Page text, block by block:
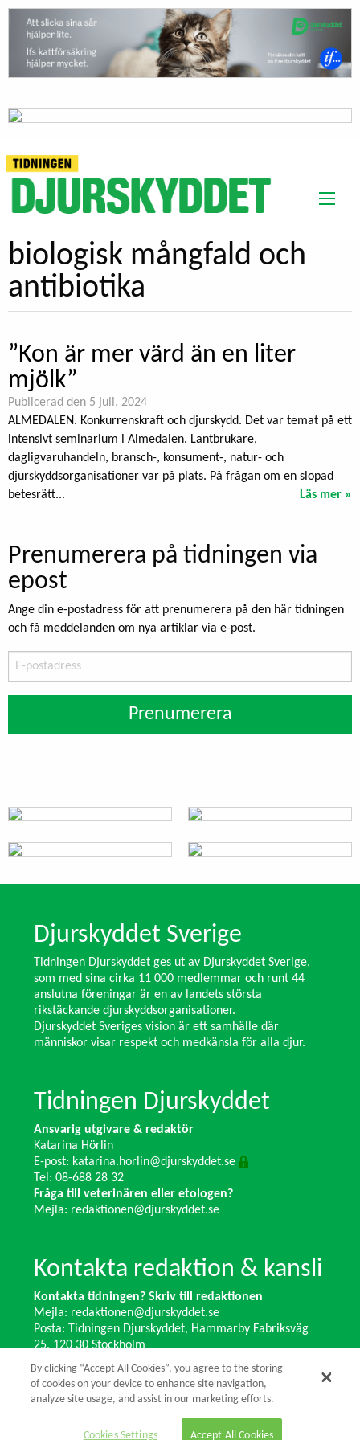
biologisk mångfald och
antibiotika
”Kon är mer värd än en liter
mjölk”
Publicerad den 5 juli, 2024
ALMEDALEN. Konkurrenskraft och djurskydd. Det var temat på ett
intensivt seminarium i Almedalen. Lantbrukare,
dagligvaruhandeln, bransch-, konsument-, natur- och
djurskyddsorganisationer var på plats. På frågan om en slopad
betesrätt...
Läs mer »
Prenumerera på tidningen via
epost
Ange din e-postadress för att prenumerera på den här tidningen
och få meddelanden om nya artiklar via e-post.
postadress
Prenumerera
Djurskyddet Sverige
Tidningen Djurskyddet ges ut av Djurskyddet Sverige,
som med sina cirka 11 000 medlemmar och runt 44
anslutna föreningar är en av landets största
rikstäckande djurskyddsorganisationer.
Djurskyddet Sveriges vision är ett samhälle där
människor visar respekt och medkänsla för alla djur.
Tidningen Djurskyddet
Ansvarig utgivare & redaktör
Katarina Hörlin
E-post: katarina.horlin@djurskyddet.se
Tel: 08-688 28 32
Fråga till veterinären eller etologen?
Mejla: redaktionen@djurskyddet.se
Kontakta redaktion & kansli
Kontakta tidningen? Skriv till redaktionen
Mejla: redaktionen@djurskyddet.se
Posta: Tidningen Djurskyddet, Hammarby Fabriksväg
25, 120 30 Stockholm
Ändra adress? Kontakta kansliet
Växel: 08-673 35 11 E-post:
info@djurskyddet.se
© 2026 Tidningen Djurskyddet.
By clicking “Accept All Cookies”, you agree to the storing
of cookies on your device to enhance site navigation,
analyze site usage, and assist in our marketing efforts.
Cookies Settings Accept All Cookies